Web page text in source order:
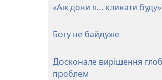
«Аж доки я... кликати
Богу не байдуже
Досконале вирішення
проблем